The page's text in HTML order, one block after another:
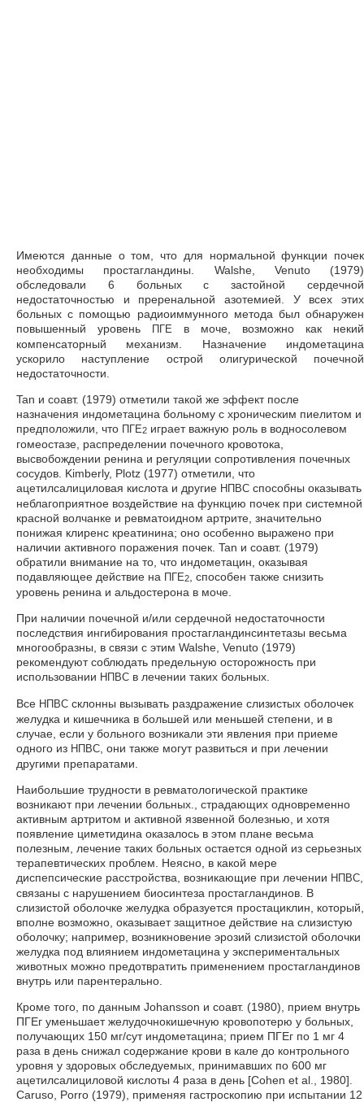
Имеются данные о том, что для нормальной функции почек
необходимы простагландины. Walshe, Venuto (1979)
обследовали 6 больных с застойной сердечной
недостаточностью и преренальной азотемией. У всех этих
больных с помощью радиоиммунного метода был обнаружен
повышенный уровень
ПГЕ
в моче, возможно как некий
компенсаторный механизм. Назначение индометацина
ускорило наступление острой олигурической почечной
недостаточности.
Tan и соавт. (1979) отметили такой же эффект после
назначения индометацина больному с хроническим пиелитом и
предположили, что
ПГЕ2 играет важную роль в водносолевом
гомеостазе, распределении почечного кровотока,
высвобождении ренина и регуляции сопротивления почечных
сосудов. Kimberly, Plotz (1977) отметили, что
ацетилсалициловая кислота и другие НПВС способны оказывать
неблагоприятное воздействие на функцию почек при системной
красной волчанке и ревматоидном артрите, значительно
понижая клиренс креатинина; оно особенно выражено при
наличии активного поражения почек. Tan и соавт. (1979)
обратили внимание на то, что индометацин, оказывая
подавляющее действие на
ПГЕ2
, способен также снизить
уровень ренина и альдостерона в моче.
При наличии почечной и/или сердечной недостаточности
последствия ингибирования простагландинсинтетазы весьма
многообразны, в связи с этим Walshe, Venuto (1979)
рекомендуют соблюдать предельную осторожность при
использовании НПВС в лечении таких больных.
Все НПВС склонны вызывать раздражение слизистых оболочек
желудка и кишечника в большей или меньшей степени, и в
случае, если у больного возникали эти явления при приеме
одного из НПВС , они также могут развиться и при лечении
другими препаратами.
Наибольшие трудности в ревматологической практике
возникают при лечении больных., страдающих одновременно
активным артритом и активной язвенной болезнью, и хотя
появление циметидина оказалось в этом плане весьма
полезным, лечение таких больных остается одной из серьезных
терапевтических проблем. Неясно, в какой мере
диспепсические расстройства, возникающие при лечении НПВС
связаны с нарушением биосинтеза простагландинов. В
слизистой оболочке желудка образуется простациклин, который,
вполне возможно, оказывает защитное действие на слизистую
оболочку; например, возникновение эрозий слизистой оболочки
желудка под влиянием индометацина у экспериментальных
животных можно предотвратить применением простагландинов
внутрь или парентерально.
Кроме того, по данным Johansson и соавт. (1980), прием внутрь
ПГЕг уменьшает желудочнокишечную кровопотерю у больных,
получающих 150 мг/сут индометацина; прием ПГЕг по 1 мг 4
раза в день снижал содержание крови в кале до контрольного
уровня у здоровых обследуемых, принимавших по 600 мг
ацетилсалициловой кислоты 4 раза в день [Cohen et al., 1980].
Caruso, Porro (1979), применяя гастроскопию при испытании 12